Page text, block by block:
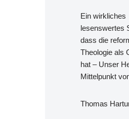
Ein wirkliches
lesenswertes
dass die
Theologie als
hat – Unser
Mittelpunkt
Thomas